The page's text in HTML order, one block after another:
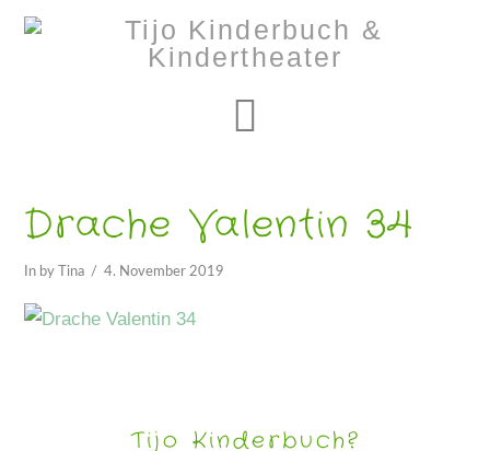
Drache Valentin 34
In by Tina 4. November 2019
Tijo Kinderbuch?